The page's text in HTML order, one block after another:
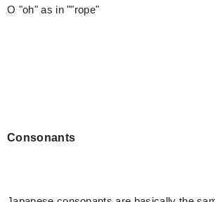
O "oh" as in ""rope"
Consonants